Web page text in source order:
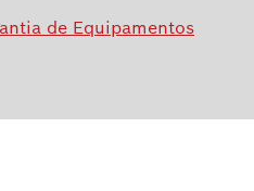
de Equipamentos